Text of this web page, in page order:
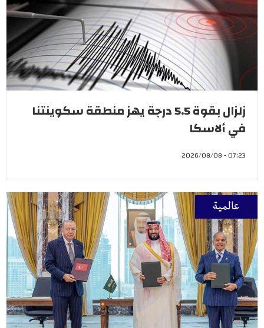
زلزال بقوة 5.5 درجة يهز منطقة سكوينتنا
في ألاسكا
07:23 - 2026/08/08
عالمية